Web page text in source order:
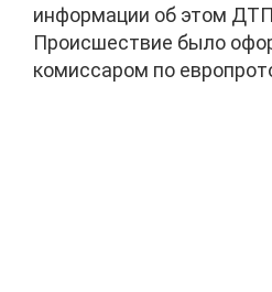
информации об этом
Происшествие было
комиссаром по